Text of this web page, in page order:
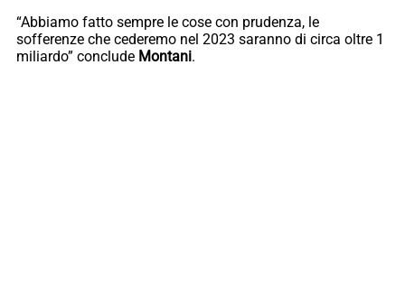
“Abbiamo fatto sempre le cose con prudenza, le
sofferenze che cederemo nel 2023 saranno di circa oltre 1
miliardo” conclude Montani.